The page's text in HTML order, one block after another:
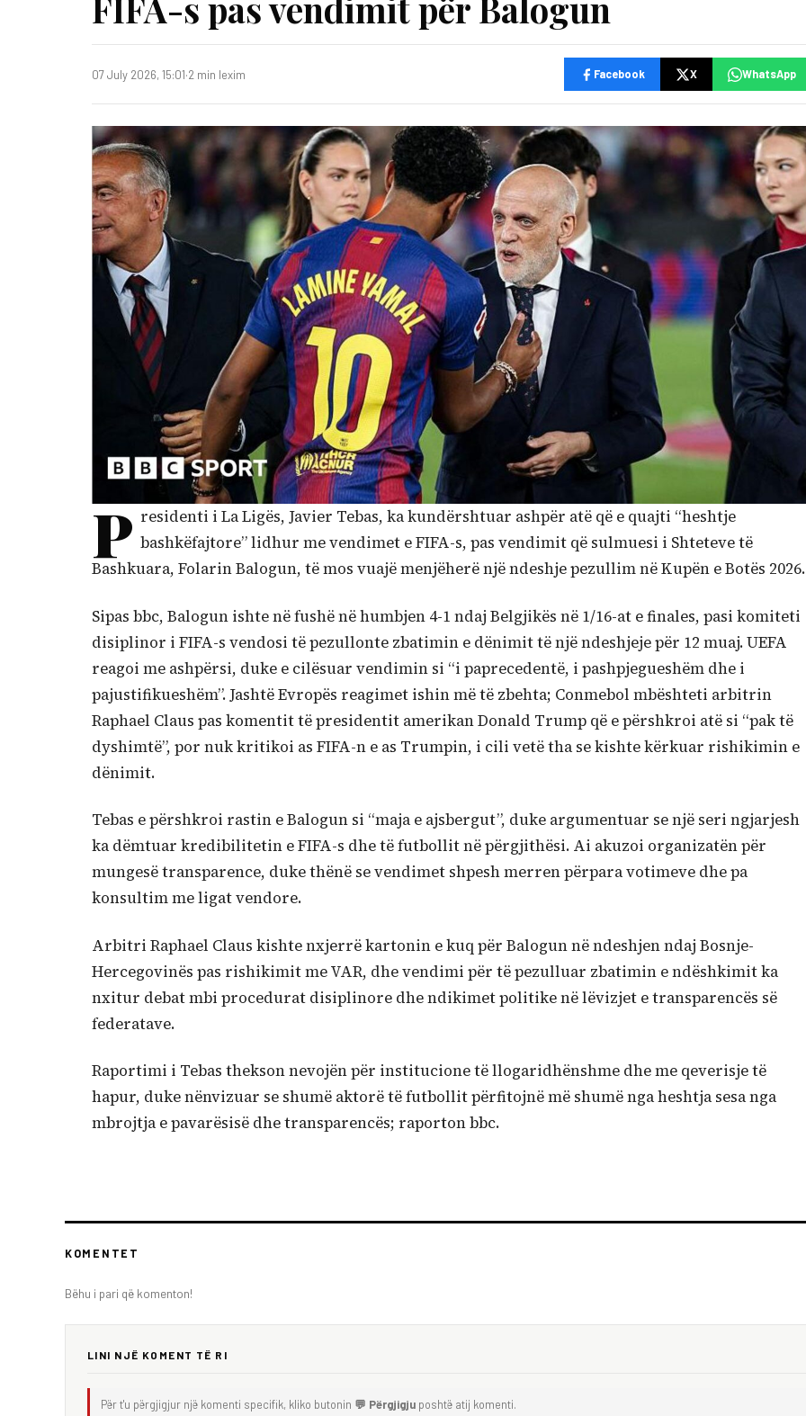
07 July 2026, 15:01·2 min lexim Facebook X WhatsApp
P residenti i La Ligës, Javier Tebas, ka kundërshtuar ashpër atë që e quajti “heshtje
bashkëfajtore” lidhur me vendimet e FIFA-s, pas vendimit që sulmuesi i Shteteve të
Bashkuara, Folarin Balogun, të mos vuajë menjëherë një ndeshje pezullim në Kupën e Botës 2026.
Sipas bbc, Balogun ishte në fushë në humbjen 4-1 ndaj Belgjikës në 1/16-at e finales, pasi komiteti
disiplinor i FIFA-s vendosi të pezullonte zbatimin e dënimit të një ndeshjeje për 12 muaj. UEFA
reagoi me ashpërsi, duke e cilësuar vendimin si “i paprecedentë, i pashpjegueshëm dhe i
pajustifikueshëm”. Jashtë Evropës reagimet ishin më të zbehta; Conmebol mbështeti arbitrin
Raphael Claus pas komentit të presidentit amerikan Donald Trump që e përshkroi atë si “pak të
dyshimtë”, por nuk kritikoi as FIFA-n e as Trumpin, i cili vetë tha se kishte kërkuar rishikimin e
dënimit.
Tebas e përshkroi rastin e Balogun si “maja e ajsbergut”, duke argumentuar se një seri ngjarjesh
ka dëmtuar kredibilitetin e FIFA-s dhe të futbollit në përgjithësi. Ai akuzoi organizatën për
mungesë transparence, duke thënë se vendimet shpesh merren përpara votimeve dhe pa
konsultim me ligat vendore.
Arbitri Raphael Claus kishte nxjerrë kartonin e kuq për Balogun në ndeshjen ndaj Bosnje-
Hercegovinës pas rishikimit me VAR, dhe vendimi për të pezulluar zbatimin e ndëshkimit ka
nxitur debat mbi procedurat disiplinore dhe ndikimet politike në lëvizjet e transparencës së
federatave.
Raportimi i Tebas thekson nevojën për institucione të llogaridhënshme dhe me qeverisje të
hapur, duke nënvizuar se shumë aktorë të futbollit përfitojnë më shumë nga heshtja sesa nga
mbrojtja e pavarësisë dhe transparencës; raporton bbc.
KOMENTET
Bëhu i pari që komenton!
LINI NJË KOMENT TË RI
Për t'u përgjigjur një komenti specifik, kliko butonin 💬 Përgjigju poshtë atij komenti.